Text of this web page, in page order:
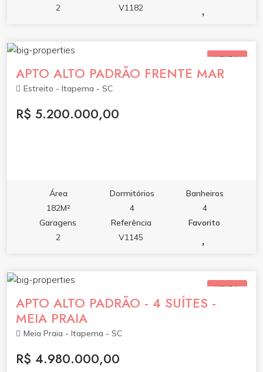
2
V1182
VENDA
APTO ALTO PADRÃO FRENTE MAR
Estreito - Itapema - SC
R$ 5.200.000,00
Área
182M²
Dormitórios
4
Banheiros
4
Garagens
2
Referência
V1145
Favorito
VENDA
APTO ALTO PADRÃO - 4 SUÍTES -
MEIA PRAIA
Meia Praia - Itapema - SC
R$ 4.980.000,00